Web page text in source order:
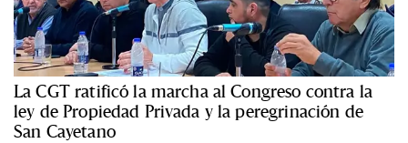
La CGT ratificó la marcha al Congreso contra la
ley de Propiedad Privada y la peregrinación de
San Cayetano